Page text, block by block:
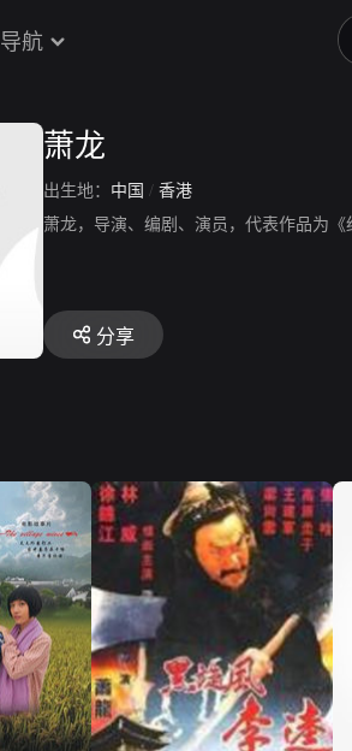
导航
萧龙
出生地： 中国 / 香港
萧龙，导演、编剧、演员，代表作品为《
分享